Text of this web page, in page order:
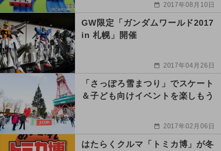
2017年08月10日
GW限定「ガンダムワールド2017
in 札幌」開催
2017年04月26日
「さっぽろ雪まつり」でスケート
＆子ども向けイベントを楽しもう
2017年02月06日
はたらくクルマ「トミカ博」が冬